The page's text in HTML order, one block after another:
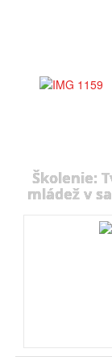
Školenie:
mládež v